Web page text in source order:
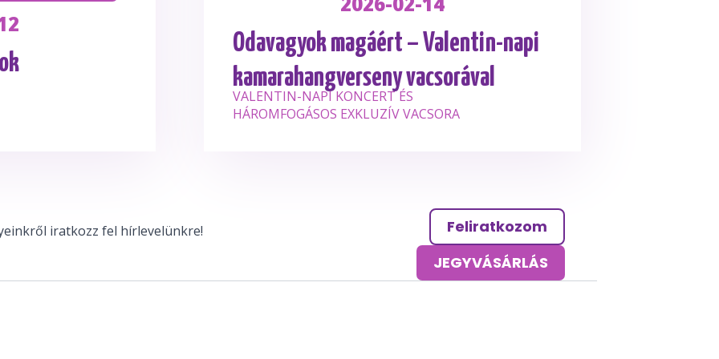
Odavagyok magáért – Valentin-napi
kamarahangverseny vacsorával
VALENTIN-NAPI KONCERT ÉS
HÁROMFOGÁSOS EXKLUZÍV VACSORA
iratkozz fel hírlevelünkre!
Feliratkozom
JEGYVÁSÁRLÁS